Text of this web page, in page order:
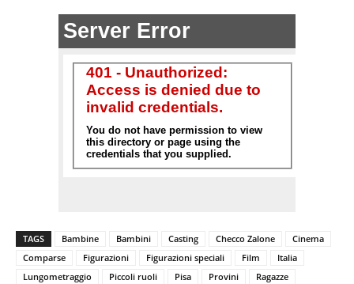
TAGS Bambine Bambini Casting Checco Zalone
Cinema
Comparse
Figurazioni Figurazioni speciali Film
Italia
Lungometraggio
Piccoli ruoli Pisa Provini
Ragazze